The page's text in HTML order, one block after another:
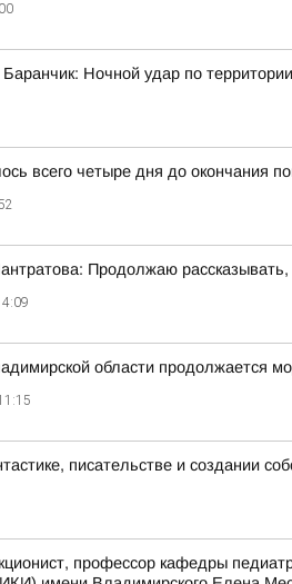
Ночной удар по
всего четыре дня до окончания
Продолжаю
области продолжается
писательстве и создании
профессор кафедры